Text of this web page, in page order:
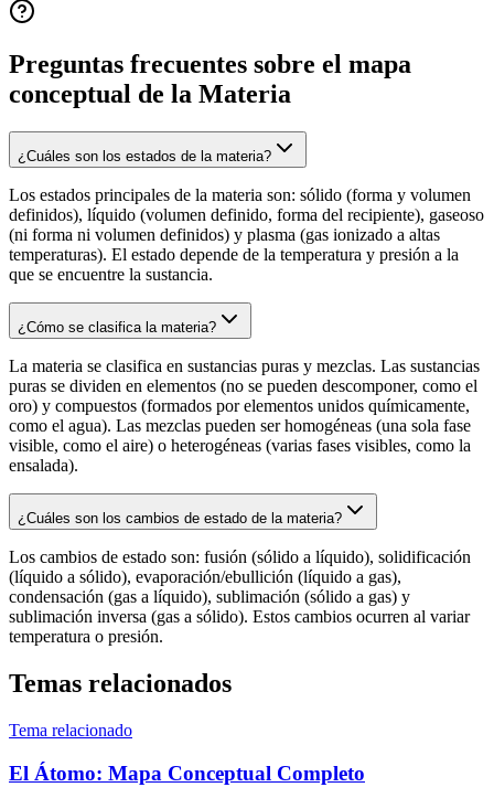
Preguntas frecuentes sobre el mapa
conceptual de la Materia
¿Cuáles son los estados de la materia?
Los estados principales de la materia son: sólido (forma y volumen
definidos), líquido (volumen definido, forma del recipiente), gaseoso
(ni forma ni volumen definidos) y plasma (gas ionizado a altas
temperaturas). El estado depende de la temperatura y presión a la
que se encuentre la sustancia.
¿Cómo se clasifica la materia?
La materia se clasifica en sustancias puras y mezclas. Las sustancias
puras se dividen en elementos (no se pueden descomponer, como el
oro) y compuestos (formados por elementos unidos químicamente,
como el agua). Las mezclas pueden ser homogéneas (una sola fase
visible, como el aire) o heterogéneas (varias fases visibles, como la
ensalada).
¿Cuáles son los cambios de estado de la materia?
Los cambios de estado son: fusión (sólido a líquido), solidificación
(líquido a sólido), evaporación/ebullición (líquido a gas),
condensación (gas a líquido), sublimación (sólido a gas) y
sublimación inversa (gas a sólido). Estos cambios ocurren al variar
temperatura o presión.
Temas relacionados
Tema relacionado
El Átomo: Mapa Conceptual Completo